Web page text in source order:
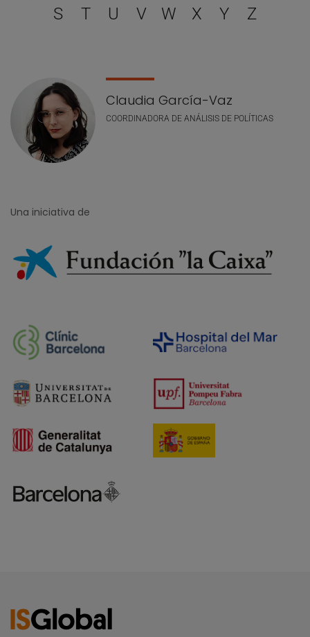
S
T U V W X Y Z
Lista de personal
Claudia García-Vaz
COORDINADORA DE ANÁLISIS DE POLÍTICAS
Una iniciativa de